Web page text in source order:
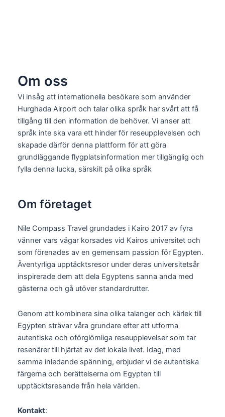
Om oss
Vi insåg att internationella besökare som använder
Hurghada Airport och talar olika språk har svårt att få
tillgång till den information de behöver. Vi anser att
språk inte ska vara ett hinder för reseupplevelsen och
skapade därför denna plattform för att göra
grundläggande flygplatsinformation mer tillgänglig och
fylla denna lucka, särskilt på olika språk
Om företaget
Nile Compass Travel grundades i Kairo 2017 av fyra
vänner vars vägar korsades vid Kairos universitet och
som förenades av en gemensam passion för Egypten.
Äventyrliga upptäcktsresor under deras universitetsår
inspirerade dem att dela Egyptens sanna anda med
gästerna och gå utöver standardrutter.
Genom att kombinera sina olika talanger och kärlek till
Egypten strävar våra grundare efter att utforma
autentiska och oförglömliga reseupplevelser som tar
resenärer till hjärtat av det lokala livet. Idag, med
samma inledande spänning, erbjuder vi de autentiska
färgerna och berättelserna om Egypten till
upptäcktsresande från hela världen.
Kontakt: